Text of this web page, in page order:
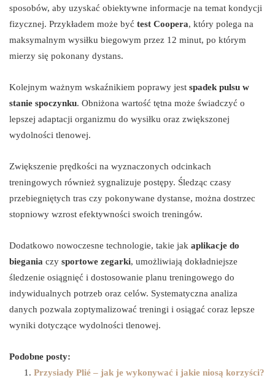
sposobów, aby uzyskać obiektywne informacje na temat kondycji
fizycznej. Przykładem może być test Coopera, który polega na
maksymalnym wysiłku biegowym przez 12 minut, po którym
mierzy się pokonany dystans.
Kolejnym ważnym wskaźnikiem poprawy jest spadek pulsu w
stanie spoczynku. Obniżona wartość tętna może świadczyć o
lepszej adaptacji organizmu do wysiłku oraz zwiększonej
wydolności tlenowej.
Zwiększenie prędkości na wyznaczonych odcinkach
treningowych również sygnalizuje postępy. Śledząc czasy
przebiegniętych tras czy pokonywane dystanse, można dostrzec
stopniowy wzrost efektywności swoich treningów.
Dodatkowo nowoczesne technologie, takie jak aplikacje do
biegania czy sportowe zegarki, umożliwiają dokładniejsze
śledzenie osiągnięć i dostosowanie planu treningowego do
indywidualnych potrzeb oraz celów. Systematyczna analiza
danych pozwala zoptymalizować treningi i osiągać coraz lepsze
wyniki dotyczące wydolności tlenowej.
Podobne posty:
Przysiady Plié – jak je wykonywać i jakie niosą korzyści?